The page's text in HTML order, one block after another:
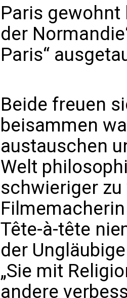
Paris gewohnt
der
Paris“
Beide freuen
beisammen
austauschen
Welt
schwieriger
Tête-à-tête
der
„Sie mit
andere